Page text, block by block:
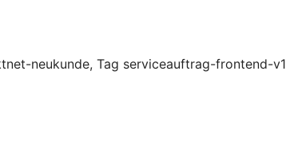
neukunde, Tag serviceauftrag-frontend-v1